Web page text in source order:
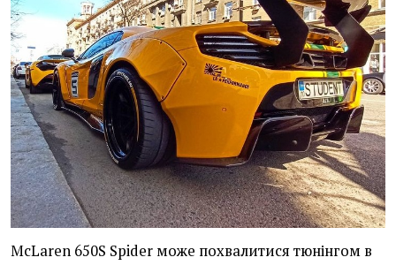
McLaren 650S Spider може похвалитися тюнінгом в